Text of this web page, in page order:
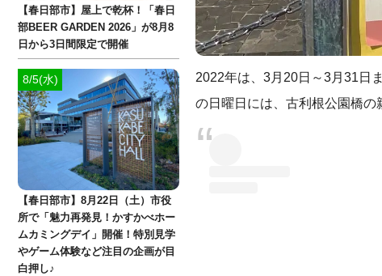
2022年は、3月20日～3月31日
の日曜日には、古利根公園橋の
【春日部市】屋上で乾杯！「春日
部BEER GARDEN 2026」が8月8
日から3日間限定で開催
8/5(水)
【春日部市】8月22日（土）市役
所で「魅力再発見！かすかべホー
ムカミングデイ」開催！特別見学
やゲーム体験など注目の企画が目
白押し♪